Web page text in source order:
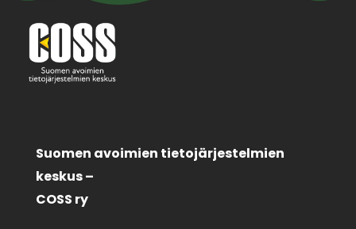
Suomen avoimien tietojärjestelmien
keskus –
COSS ry